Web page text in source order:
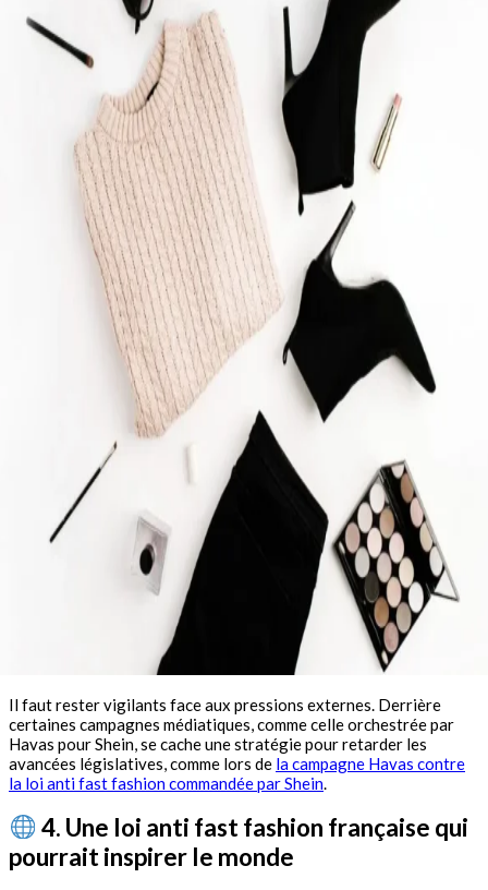
Il faut rester vigilants face aux pressions externes. Derrière
certaines campagnes médiatiques, comme celle orchestrée par
Havas pour Shein, se cache une stratégie pour retarder les
avancées législatives, comme lors de la campagne Havas contre
la loi anti fast fashion commandée par Shein
4. Une loi anti fast fashion française qui
pourrait inspirer le monde